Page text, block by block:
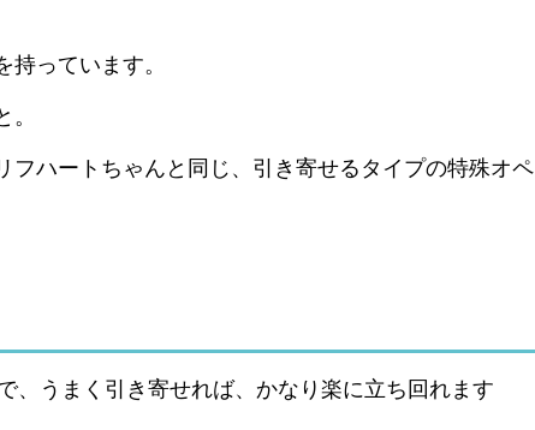
っています。
ハートちゃんと同じ、引き寄せるタイプの特殊オペ
、うまく引き寄せれば、かなり楽に立ち回れます